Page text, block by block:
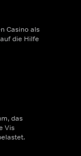
Casino als
die Hilfe
das
Vis